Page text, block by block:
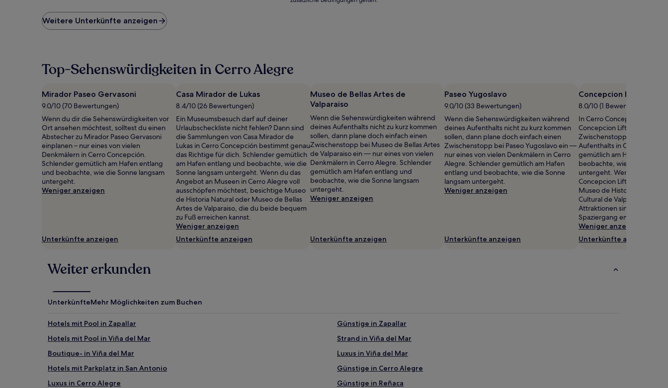
der
niedrigste
Preis
in
den
24 Stunden
für
einen
Aufenthalt
mit
1 Übernachtung
von
2 Erwachsenen
gefunden
wurde.
Preise
und
können
gelten.
Weitere Unterkünfte anzeigen
Top-Sehenswürdigkeiten in Cerro Alegre
Mirador Paseo Gervasoni
9.0/10 (70 Bewertungen)
Wenn du dir die Sehenswürdigkeiten vor
Ort ansehen möchtest, solltest du einen
Abstecher zu Mirador Paseo Gervasoni
einplanen – nur eines von vielen
Denkmälern in Cerro Concepción.
Schlender gemütlich am Hafen entlang
und beobachte, wie die Sonne langsam
untergeht.
Weniger anzeigen
Unterkünfte anzeigen
Casa Mirador de Lukas
8.4/10 (26 Bewertungen)
Ein Museumsbesuch darf auf deiner
Urlaubscheckliste nicht fehlen? Dann sind
die Sammlungen von Casa Mirador de
Lukas in Cerro Concepción bestimmt genau
das Richtige für dich. Schlender gemütlich
am Hafen entlang und beobachte, wie die
Sonne langsam untergeht. Wenn du das
Angebot an Museen in Cerro Alegre voll
ausschöpfen möchtest, besichtige Museo
de Historia Natural oder Museo de Bellas
Artes de Valparaiso, die du beide bequem
zu Fuß erreichen kannst.
Weniger anzeigen
Unterkünfte anzeigen
Museo de Bellas Artes de
Valparaiso
Wenn die Sehenswürdigkeiten während
deines Aufenthalts nicht zu kurz kommen
sollen, dann plane doch einfach einen
Zwischenstopp bei Museo de Bellas Artes
de Valparaiso ein — nur eines von vielen
Denkmälern in Cerro Alegre. Schlender
gemütlich am Hafen entlang und
beobachte, wie die Sonne langsam
untergeht.
Weniger anzeigen
Unterkünfte anzeigen
Paseo Yugoslavo
9.0/10 (33 Bewertungen)
Wenn die Sehenswürdigkeiten während
deines Aufenthalts nicht zu kurz kommen
sollen, dann plane doch einfach einen
Zwischenstopp bei Paseo Yugoslavo ein —
nur eines von vielen Denkmälern in Cerro
Alegre. Schlender gemütlich am Hafen
entlang und beobachte, wie die Sonne
langsam untergeht.
Weniger anzeigen
Unterkünfte anzeigen
Concepcion Lift
8.0/10 (1 Bewertung)
In Cerro Concepción findest
Concepcion Lift – ideal für
Zwischenstopp während
Aufenthalts in Cerro Alegre.
gemütlich am Hafen
beobachte, wie die Sonne
untergeht. Wenn du deinen
Concepcion Lift genießt,
Museo de Historia Natural
Cultural de Valparaíso
Attraktionen sind nur einen
Spaziergang entfernt.
Weniger anzeigen
Unterkünfte anzeigen
Weiter erkunden
UnterkünfteMehr Möglichkeiten zum Buchen
Hotels mit Pool in Zapallar
Günstige in Zapallar
Hotels mit Pool in Viña del Mar
Strand in Viña del Mar
Boutique- in Viña del Mar
Luxus in Viña del Mar
Hotels mit Parkplatz in San Antonio
Günstige in Cerro Alegre
Luxus in Cerro Alegre
Günstige in Reñaca